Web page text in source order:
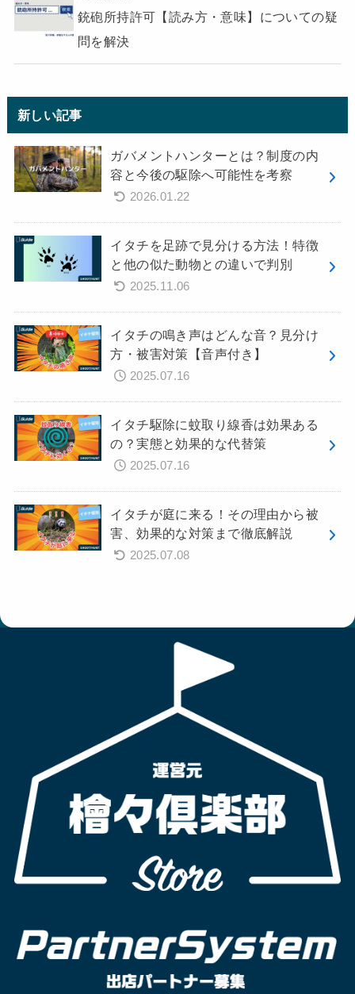
銃砲所持許可【読み方・意味】についての疑
問を解決
新しい記事
ガバメントハンターとは？制度の内
容と今後の駆除へ可能性を考察
2026.01.22
イタチを足跡で見分ける方法！特徴
と他の似た動物との違いで判別
2025.11.06
イタチの鳴き声はどんな音？見分け
方・被害対策【音声付き】
2025.07.16
イタチ駆除に蚊取り線香は効果ある
の？実態と効果的な代替策
2025.07.16
イタチが庭に来る！その理由から被
害、効果的な対策まで徹底解説
2025.07.08